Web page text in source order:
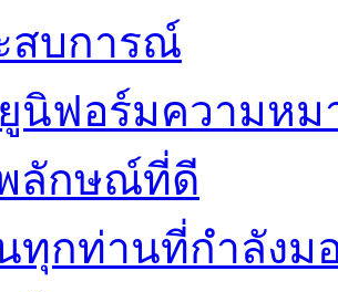
สบการณ์
นิฟอร์มความหม
ลักษณ์ที่ดี
ทุกท่านที่กำลังม